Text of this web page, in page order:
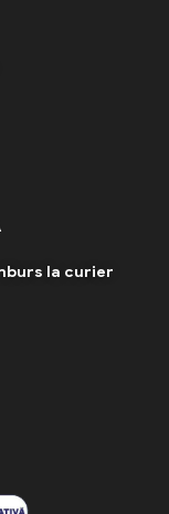
la curier